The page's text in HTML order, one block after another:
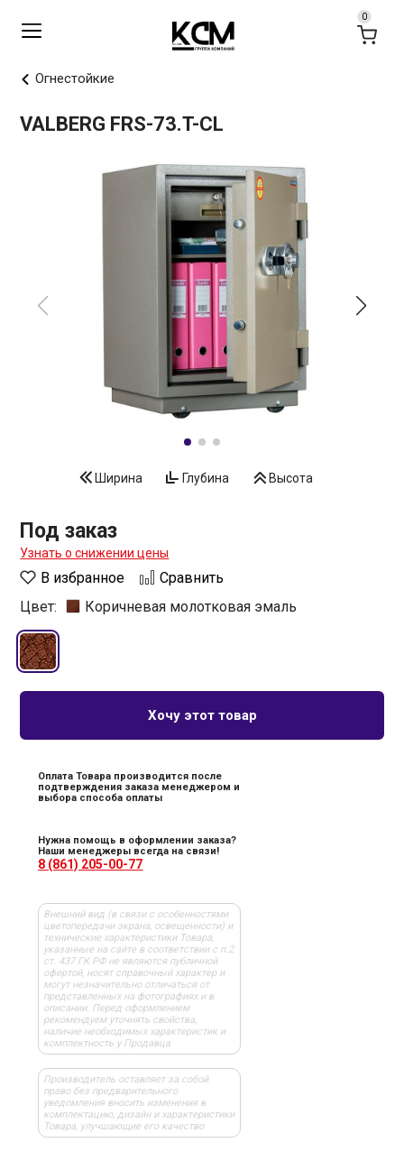
Огнестойкие
VALBERG FRS-73.T-CL
Ширина Глубина Высота
Под заказ
Узнать о снижении цены
В избранное
Сравнить
Цвет:
Коричневая молотковая эмаль
Хочу этот товар
Оплата Товара производится после
подтверждения заказа менеджером и
выбора способа оплаты
Нужна помощь в оформлении заказа?
Наши менеджеры всегда на связи!
8 (861) 205-00-77
Внешний вид (в связи с особенностями
цветопередачи экрана, освещенности) и
технические характеристики Товара,
указанные на сайте в соответствии с п.2
ст. 437 ГК РФ не являются публичной
офертой, носят справочный характер и
могут незначительно отличаться от
представленных на фотографиях и в
описании. Перед оформлением
рекомендуем уточнять свойства,
наличие необходимых характеристик и
комплектность у Продавца
Производитель оставляет за собой
право без предварительного
уведомления вносить изменения в
комплектацию, дизайн и характеристики
Товара, улучшающие его качество